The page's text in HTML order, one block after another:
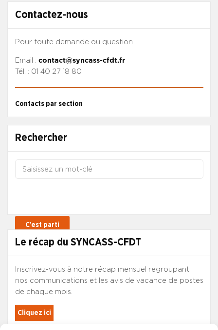
Contactez-nous
Pour toute demande ou question.
Email : contact@syncass-cfdt.fr
Tél. : 01 40 27 18 80
Contacts par section
Rechercher
Le récap du SYNCASS-CFDT
Inscrivez-vous à notre récap mensuel regroupant
nos communications et les avis de vacance de postes
de chaque mois.
Cliquez ici